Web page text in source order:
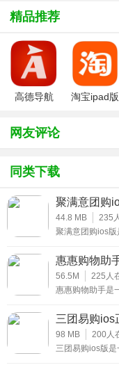
2、从品类到速度，美
3、更有减免新玩法
★聚满意团购ios版
动手指，折扣优惠领不
2、用户通过“拼好饭”
人选择的门店下单，
3、主打低价拼单叫
拼单点外卖，享受店
★聚满意团购ios版
1、「发起约饭」
主动发起约饭，开始
2、「参加饭局」
松、中立的购物
查看最近的价格
手体验吧。
精品推荐
高德导航
淘宝ipad版
网友评论
同类下载
聚满意团购
44.8 MB 235
聚满意团购ios
息，让用户随时
城市的美食。十
惠活动应有尽有
感兴趣的小伙伴
惠惠购物助
56.5M 225 人
惠惠购物助手是
价信息，整合了
质电商同款商品
底，让你花少价
下载这款惠惠购
三团易购ios
98 MB 200人
三团易购ios版